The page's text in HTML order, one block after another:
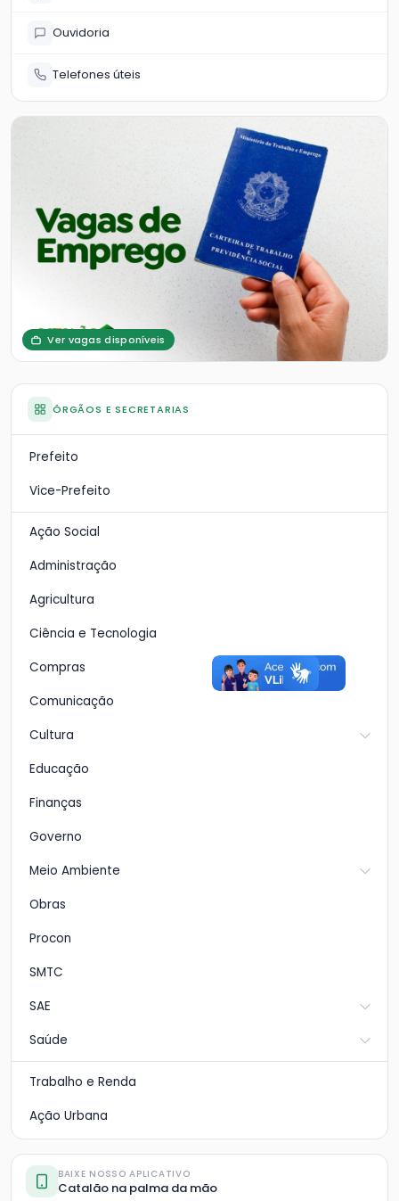
Ouvidoria
Telefones úteis
Ver vagas disponíveis
ÓRGÃOS E SECRETARIAS
Prefeito
Vice-Prefeito
Ação Social
Administração
Agricultura
Ciência e Tecnologia
Compras
Comunicação
Cultura
Educação
Finanças
Governo
Meio Ambiente
Obras
Procon
SMTC
SAE
Saúde
Trabalho e Renda
Ação Urbana
BAIXE NOSSO APLICATIVO
Catalão na palma da mão